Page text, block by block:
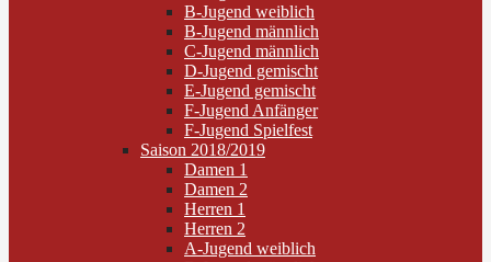
B-Jugend weiblich
B-Jugend männlich
C-Jugend männlich
D-Jugend gemischt
E-Jugend gemischt
F-Jugend Anfänger
F-Jugend Spielfest
Saison 2018/2019
Damen 1
Damen 2
Herren 1
Herren 2
A-Jugend weiblich